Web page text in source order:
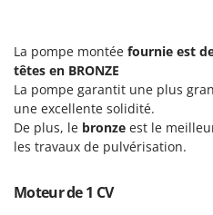
R
Rafraîchisseurs d'air
Rampes de chargement
Râpes à fromage
Remplisseuses
GYS
H
Hailo
Helvi
La pompe montée fournie est
têtes en BRONZE
La pompe garantit une plus
une excellente solidité.
De plus, le bronze est le
les travaux de pulvérisation.
Moteur de 1 CV